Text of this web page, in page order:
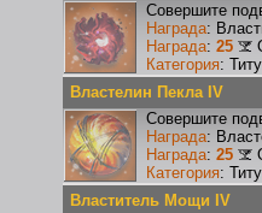
Совершите
Награда:
Награда: 25
Категория:
Властелин Пекла IV
Совершите
Награда:
Награда: 25
Категория:
Властитель Мощи IV